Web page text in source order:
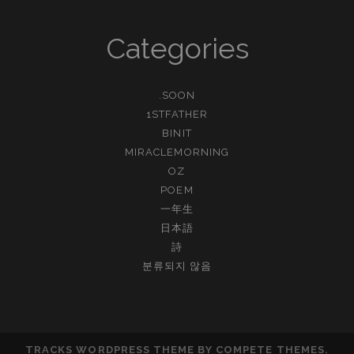
Categories
.SOON
1STFATHER
BINIT
MIRACLEMORNING
OZ
POEM
一年生
日本語
詩
분류되지 않음
TRACKS WORDPRESS THEME BY COMPETE THEMES.